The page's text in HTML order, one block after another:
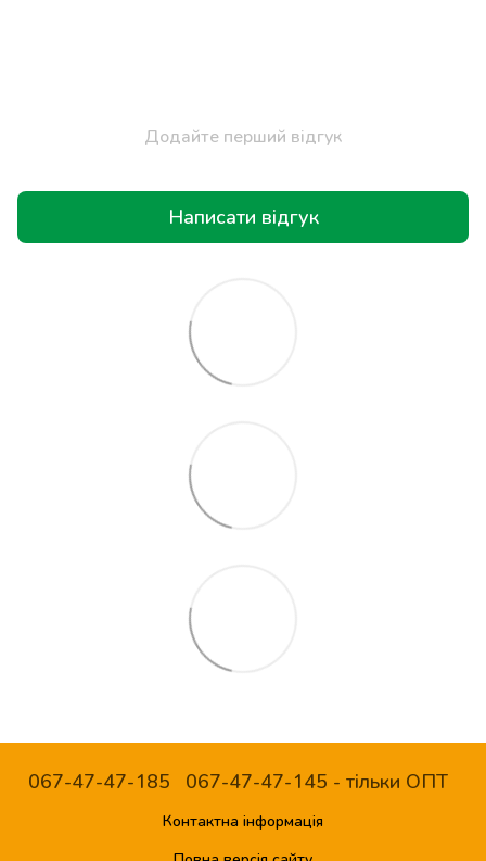
Додайте перший відгук
Написати відгук
067-47-47-185 067-47-47-145 - тільки ОПТ
Контактна інформація